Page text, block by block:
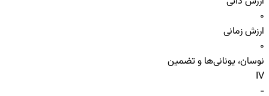
0
ارزش زمانی
0
نوسان، یونانی‌ها و تضمین
IV
-